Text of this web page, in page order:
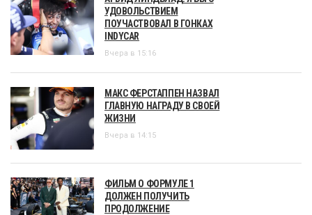
УДОВОЛЬСТВИЕМ
ПОУЧАСТВОВАЛ В ГОНКАХ
INDYCAR
Вчера в 15:16
МАКС ФЕРСТАППЕН НАЗВАЛ
ГЛАВНУЮ НАГРАДУ В СВОЕЙ
ЖИЗНИ
Вчера в 14:15
ФИЛЬМ О ФОРМУЛЕ 1
ДОЛЖЕН ПОЛУЧИТЬ
ПРОДОЛЖЕНИЕ